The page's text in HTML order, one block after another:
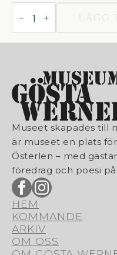
Medlem
2026
Museet skapades till
är museet en plats
Österlen – med
föredrag och poesi
HEM
KOMMANDE
ARKIV
OM OSS